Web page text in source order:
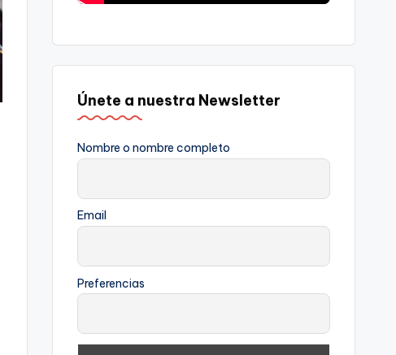
Únete a nuestra Newsletter
Nombre o nombre completo
Email
Preferencias